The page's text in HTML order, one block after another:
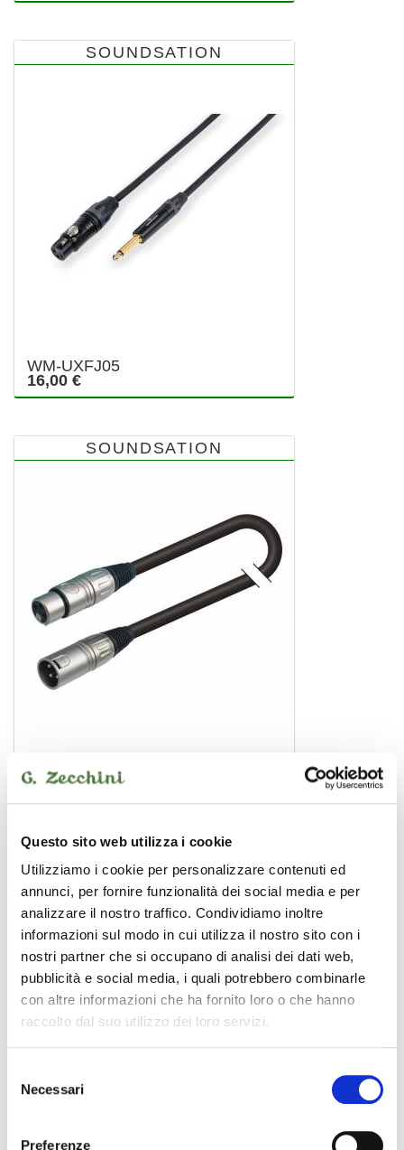
Questo sito web utilizza i cookie
Utilizziamo i cookie per personalizzare contenuti ed
annunci, per fornire funzionalità dei social media e per
analizzare il nostro traffico. Condividiamo inoltre
informazioni sul modo in cui utilizza il nostro sito con i
nostri partner che si occupano di analisi dei dati web,
pubblicità e social media, i quali potrebbero combinarle
con altre informazioni che ha fornito loro o che hanno
raccolto dal suo utilizzo dei loro servizi.
delNecessari
Preferenze
SOUNDSATION
WM-UXFJ05
16,00 €
SOUNDSATION
22,00 €
SOUNDSATION